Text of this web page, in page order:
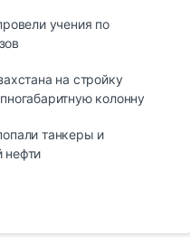
учения по
на стройку
колонну
танкеры и
нефти